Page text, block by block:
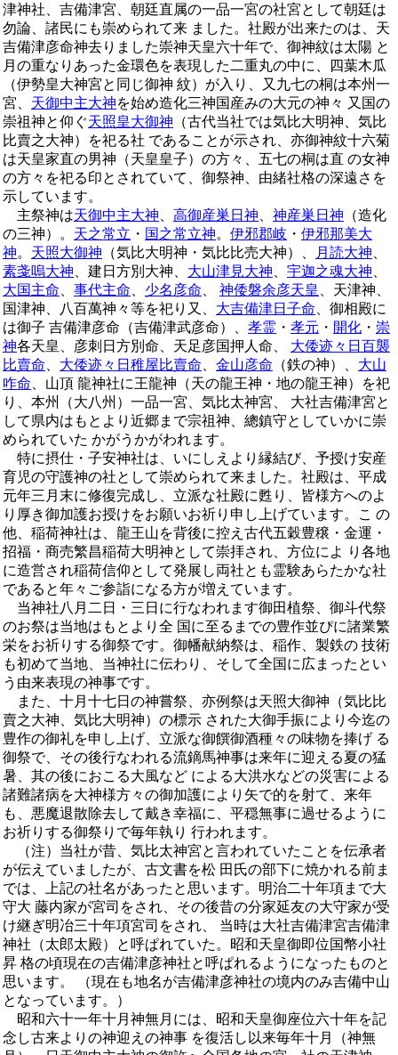
津神社、吉備津宮、朝廷直属の一品一宮の社宮として朝廷は
勿論、諸民にも崇められて来 ました。社殿が出来たのは、天
吉備津彦命神去りました崇神天皇六十年で、御神紋は太陽 と
月の重なりあった金環色を表現した二重丸の中に、四葉木瓜
（伊勢皇大神宮と同じ御神 紋）が入り、又九七の桐は本州一
宮、 天御中主大神を始め造化三神国産みの大元の神々 又国の
崇祖神と仰ぐ天照皇大御神 （古代当社では気比大明神、気比
比賣之大神）を祀る社 であることが示され、亦御神紋十六菊
は天皇家直の男神（天皇皇子）の方々、五七の桐は直 の女神
の方々を祀る印とされていて、御祭神、由緒社格の深遠さを
示しています。
主祭神は天御中主大神 高御産巣日神 神産巣日神 （造化
の三神）。 天之常立 ・ 国之常立神。 伊邪郡岐 ・ 伊邪那美大
神。 天照大御神 （気比大明神・気比比売大神）、 月読大神
素戔嗚大神 、建日方別大神、 大山津見大神 宇迦之魂大神
大国主命
事代主命 少名彦命 神倭磐余彦天皇
、天津神、
国津神、八百萬神々等を祀り又、 大吉備津日子命 、御相殿に
は御子 吉備津彦命（吉備津武彦命）、 孝霊 ・ 孝元 ・ 開化 ・ 崇
神各天皇、彦刺日方別命、天足彦国押人命、 大倭迹々日百襲
比賣命
大倭迹々日稚屋比賣命 金山彦命 （鉄の神）、 大山
咋命 、山頂 龍神社に王龍神（天の龍王神・地の龍王神）を祀
り、本州（大八州）一品一宮、気比太神宮、 大社吉備津宮と
して県内はもとより近郷まで宗祖神、總鎮守としていかに崇
められていた かがうかがわれます。
特に摂仕・子安神社は、いにしえより縁結び、予授け安産
育児の守護神の社として崇められて来ました。社殿は、平成
元年三月末に修復完成し、立派な社殿に甦り、皆様方へのよ
り厚き御加護お授けをお願いお祈り申し上げています。こ の
他、稲荷神社は、龍王山を背後に控え古代五穀豊穣・金運・
招福・商売繁昌稲荷大明神として崇拝され、方位によ り各地
に造営され稲荷信仰として発展し両社とも霊験あらたかな社
であると年々ご参詣になる方が増えています。
当神社八月二日・三日に行なわれます御田植祭、御斗代祭
のお祭は当地はもとより全 国に至るまでの豊作並ぴに諸業繁
栄をお祈りする御祭です。御幡献納祭は、稲作、製鉄の 技術
も初めて当地、当神社に伝わり、そして全国に広まったとい
う由来表現の神事です。
また、十月十七日の神嘗祭、亦例祭は天照大御神（気比比
賣之大神、気比大明神）の標示 された大御手振により今迄の
豊作の御礼を申し上げ、立派な御饌御酒種々の味物を捧げ る
御祭で、その後行なわれる流鏑馬神事は来年に迎える夏の猛
暑、其の後におこる大風など による大洪水などの災害による
諸難諸病を大神様方々の御加護により矢で的を射て、来年
も、悪魔退散除去して戴き幸福に、平穏無事に過せるように
お祈りする御祭りで毎年執り 行われます。
（注）当社が昔、気比太神宮と言われていたことを伝承者
が伝えていましたが、古文書を松 田氏の部下に焼かれる前ま
では、上記の社名があったと思います。明治二十年項まで大
守大 藤内家が宮司をされ、その後昔の分家延友の大守家が受
け継ぎ明冶三十年項宮司をされ、 当時は大社吉備津宮吉備津
神社（太郎太殿）と呼ぱれていた。昭和天皇御即位国幣小社
昇 格の頃現在の吉備津彦神社と呼ぱれるようになったものと
思います。 （現在も地名が吉備津彦神社の境内のみ吉備中山
となっています。）
昭和六十一年十月神無月には、昭和天皇御座位六十年を記
念し古来よりの神迎えの神事 を復活し以来毎年十月（神無